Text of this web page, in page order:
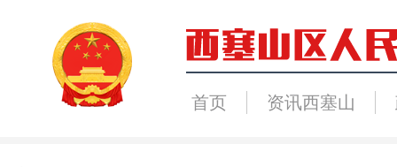
首页 资讯西塞山